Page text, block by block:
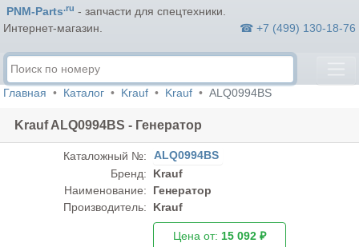
PNM-Parts.ru - запчасти для спецтехники.
Интернет-магазин.
☎ +7 (499) 130-18-76
Главная Каталог Krauf Krauf ALQ0994BS
Krauf ALQ0994BS - Генератор
Каталожный №:
ALQ0994BS
Бренд:
Krauf
Наименование:
Генератор
Производитель:
Krauf
Цена от: 15 092 ₽